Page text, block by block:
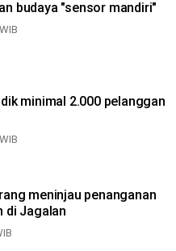
budaya "sensor mandiri"
minimal 2.000 pelanggan
meninjau penanganan
di Jagalan